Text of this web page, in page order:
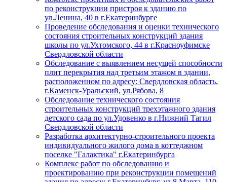
по реконструкции пристроя к зданию по
ул.Ленина, 40 в г.Екатеринбурге
Проведение обследования и оценки технического
состояния строительных конструкций здания
школы по ул.Ухтомского, 44 в г.Красноуфимске
Свердловской области
Обследование с выявлением несущей способности
плит перекрытия над третьим этажом в здании,
расположенном по адресу: Свердловская область,
г.Каменск-Уральский, ул.Рябова, 8
Обследование технического состояния
строительных конструкций трехэтажного здания
детского сада по ул.Удовенко в г.Нижний Тагил
Свердловской области
Разработка архитектурно-строительного проекта
индивидуального жилого дома в коттеджном
поселке "Галактика" г.Екатеринбурга
Комплекс работ по обследованию и
проектированию при реконструкции помещений